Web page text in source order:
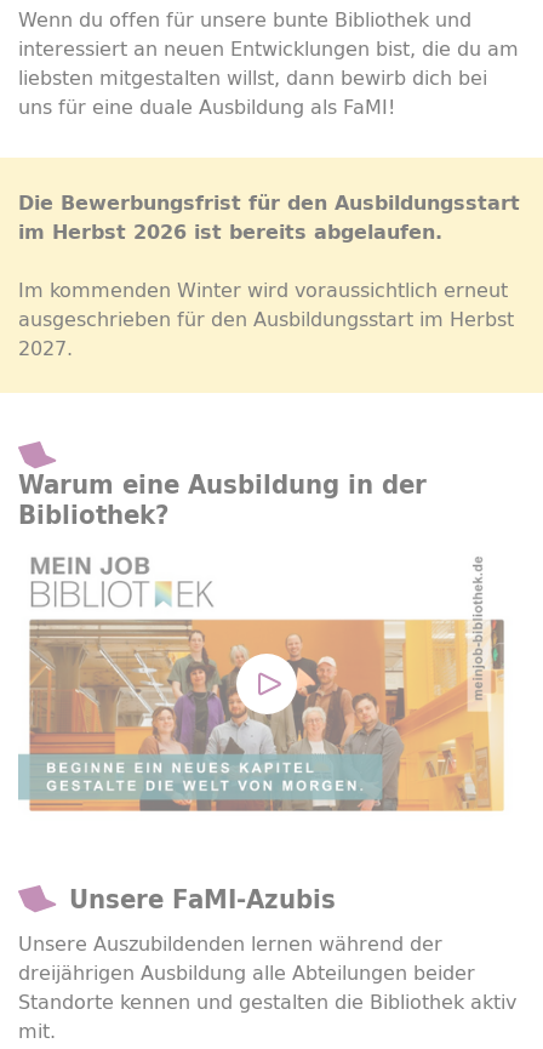
Wenn du offen für unsere bunte Bibliothek und
interessiert an neuen Entwicklungen bist, die du am
liebsten mitgestalten willst, dann bewirb dich bei
uns für eine duale Ausbildung als FaMI!
Die Bewerbungsfrist für den Ausbildungsstart
im Herbst 2026 ist bereits abgelaufen.
Im kommenden Winter wird voraussichtlich erneut
ausgeschrieben für den Ausbildungsstart im Herbst
2027.
Warum eine Ausbildung in der
Bibliothek?
Connect to Youtube and play
Unsere FaMI-Azubis
Unsere Auszubildenden lernen während der
dreijährigen Ausbildung alle Abteilungen beider
Standorte kennen und gestalten die Bibliothek aktiv
mit.